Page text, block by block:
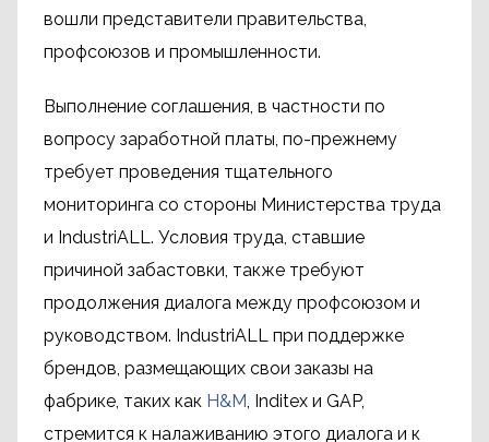
вошли представители правительства,
профсоюзов и промышленности.
Выполнение соглашения, в частности по
вопросу заработной платы, по-прежнему
требует проведения тщательного
мониторинга со стороны Министерства труда
и IndustriALL. Условия труда, ставшие
причиной забастовки, также требуют
продолжения диалога между профсоюзом и
руководством. IndustriALL при поддержке
брендов, размещающих свои заказы на
фабрике, таких как H&M, Inditex и GAP,
стремится к налаживанию этого диалога и к